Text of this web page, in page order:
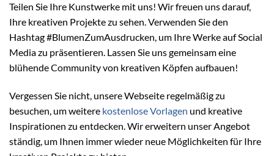
Teilen Sie Ihre Kunstwerke mit uns! Wir freuen uns darauf,
Ihre kreativen Projekte zu sehen. Verwenden Sie den
Hashtag #BlumenZumAusdrucken, um Ihre Werke auf Social
Media zu präsentieren. Lassen Sie uns gemeinsam eine
blühende Community von kreativen Köpfen aufbauen!
Vergessen Sie nicht, unsere Webseite regelmäßig zu
besuchen, um weitere kostenlose Vorlagen und kreative
Inspirationen zu entdecken. Wir erweitern unser Angebot
ständig, um Ihnen immer wieder neue Möglichkeiten für Ihre